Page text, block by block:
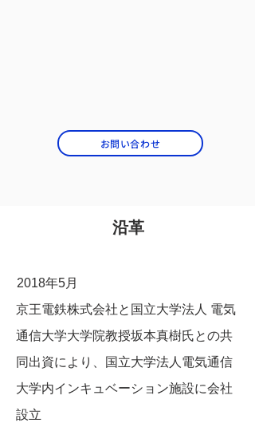
お問い合わせ
沿革
2018年5月
京王電鉄株式会社と国立大学法人 電気
通信大学大学院教授坂本真樹氏との共
同出資により、国立大学法人電気通信
大学内インキュベーション施設に会社
設立